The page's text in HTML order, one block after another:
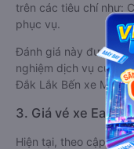
trên các tiêu chí như:
phục vụ.
Đánh giá này được
nghiệm dịch vụ của
Đắk Lắk Bến xe Miền
3. Giá vé xe Ea
Hiện tại, theo cập